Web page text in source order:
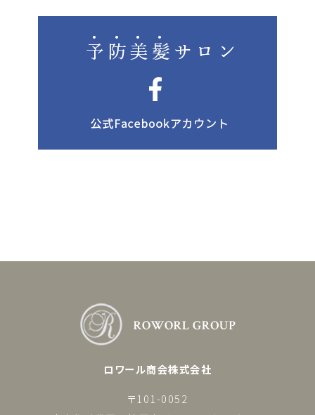
ロワール商会株式会社
〒101-0052